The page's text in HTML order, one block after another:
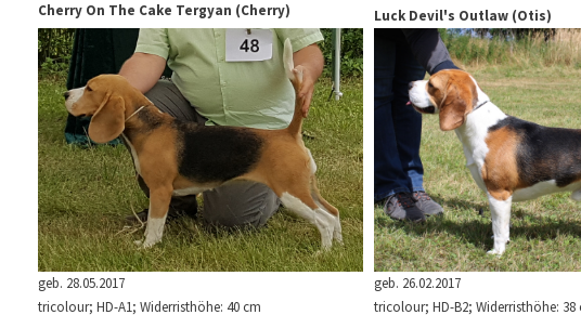
Cherry On The Cake Tergyan (Cherry)
geb. 28.05.2017
tricolour; HD-A1; Widerristhöhe: 40 cm
Luck Devil's Outlaw (Otis)
geb. 26.02.2017
tricolour; HD-B2; Widerristhöhe: 38